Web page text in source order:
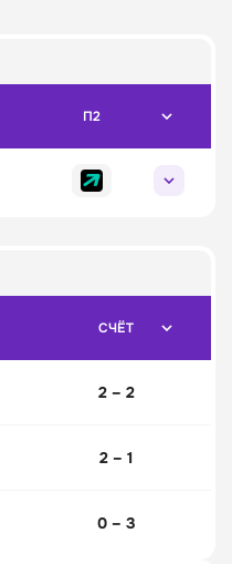
П2
СЧЁТ
2 – 2
2 – 1
0 – 3